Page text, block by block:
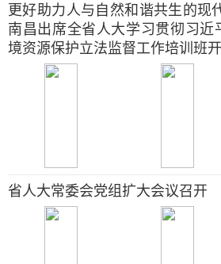
更好助力人与自然和谐共生的现
南昌出席全省人大学习贯彻习近
境资源保护立法监督工作培训班
省人大常委会党组扩大会议召开